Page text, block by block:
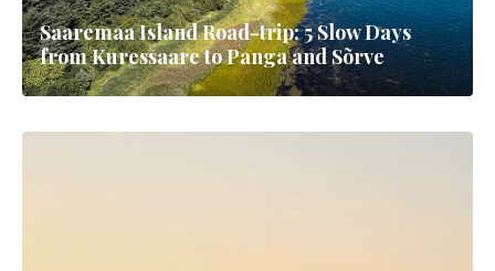
Saaremaa Island Road-trip: 5 Slow Days
from Kuressaare to Panga and Sõrve